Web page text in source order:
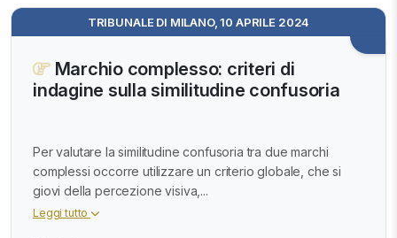
TRIBUNALE DI MILANO, 10 APRILE 2024
Marchio complesso: criteri di
indagine sulla similitudine confusoria
Per valutare la similitudine confusoria tra due marchi
complessi occorre utilizzare un criterio globale, che si
giovi della percezione visiva,...
Leggi tutto